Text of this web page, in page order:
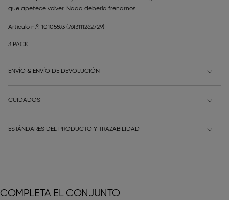
que apetece volver. Nada debería frenarnos.
Artículo n.º: 10105593 (7613111262729)
3 PACK
ENVÍO & ENVÍO DE DEVOLUCIÓN
CUIDADOS
ESTÁNDARES DEL PRODUCTO Y TRAZABILIDAD
COMPLETA EL CONJUNTO